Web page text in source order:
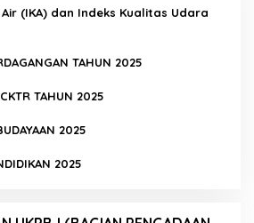
(IKA) dan Indeks Kualitas Udara
TAHUN 2025
TAHUN 2025
2025
2025